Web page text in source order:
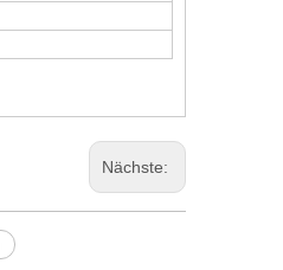
Nächste: